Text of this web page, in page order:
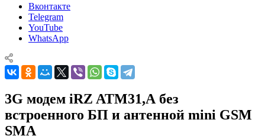
Вконтакте
Telegram
YouTube
WhatsApp
3G модем iRZ ATM31,А без
встроенного БП и антенной mini GSM
SMA